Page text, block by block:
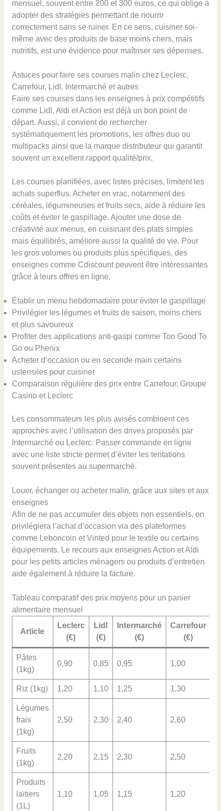
mensuel, souvent entre 200 et 300 euros, ce qui oblige à
adopter des stratégies permettant de nourrir
correctement sans se ruiner. En ce sens, cuisiner soi-
même avec des produits de base moins chers, mais
nutritifs, est une évidence pour maîtriser ses dépenses.
Astuces pour faire ses courses malin chez Leclerc,
Carrefour, Lidl, Intermarché et autres
Faire ses courses dans les enseignes à prix compétitifs
comme Lidl, Aldi et Action est déjà un bon point de
départ. Aussi, il convient de rechercher
systématiquement les promotions, les offres duo ou
multipacks ainsi que la marque distributeur qui garantit
souvent un excellent rapport qualité/prix.
Les courses planifiées, avec listes précises, limitent les
achats superflus. Acheter en vrac, notamment des
céréales, légumineuses et fruits secs, aide à réduire les
coûts et éviter le gaspillage. Ajouter une dose de
créativité aux menus, en cuisinant des plats simples
mais équilibrés, améliore aussi la qualité de vie. Pour
les gros volumes ou produits plus spécifiques, des
enseignes comme Cdiscount peuvent être intéressantes
grâce à leurs offres en ligne.
Établir un menu hebdomadaire pour éviter le gaspillage
Privilégier les légumes et fruits de saison, moins chers
et plus savoureux
Profiter des applications anti-gaspi comme Too Good To
Go ou Phenix
Acheter d’occasion ou en seconde main certains
ustensiles pour cuisiner
Comparaison régulière des prix entre Carrefour, Groupe
Casino et Leclerc
Les consommateurs les plus avisés combinent ces
approches avec l’utilisation des drives proposés par
Intermarché ou Leclerc. Passer commande en ligne
avec une liste stricte permet d’éviter les tentations
souvent présentes au supermarché.
Louer, échanger ou acheter malin, grâce aux sites et aux
enseignes
Afin de ne pas accumuler des objets non essentiels, on
privilégiera l’achat d’occasion via des plateformes
comme Leboncoin et Vinted pour le textile ou certains
équipements. Le recours aux enseignes Action et Aldi
pour les petits articles ménagers ou produits d’entretien
aide également à réduire la facture.
Tableau comparatif des prix moyens pour un panier
alimentaire mensuel
Article
Leclerc
(€)
Lidl
(€)
Intermarché
(€)
Carrefour
(€)
Pâtes
(1kg)
0,90 0,85 0,95 1,00
Riz (1kg) 1,20 1,10 1,25 1,30
Légumes
frais
(1kg)
2,50 2,30 2,40 2,60
Fruits
(1kg)
2,20 2,15 2,30 2,50
Produits
laitiers
(1L)
1,10 1,05 1,15 1,20